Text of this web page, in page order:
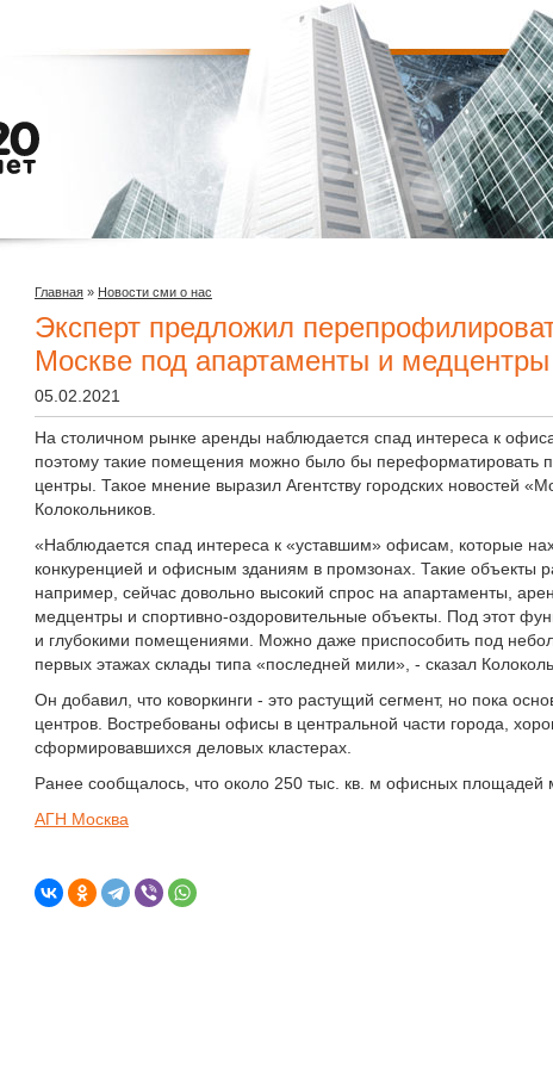
Главная » Новости сми о нас
Эксперт предложил
Москве под апартаменты и медцентры
05.02.2021
На столичном рынке аренды наблюдается спад интереса к
поэтому такие помещения можно было бы переформатировать
центры. Такое мнение выразил Агентству городских новостей
Колокольников.
«Наблюдается спад интереса к «уставшим» офисам, которые
конкуренцией и офисным зданиям в промзонах. Такие объекты
например, сейчас довольно высокий спрос на апартаменты,
медцентры и спортивно-оздоровительные объекты. Под этот
и глубокими помещениями. Можно даже приспособить под
первых этажах склады типа «последней мили», - сказал
Он добавил, что коворкинги - это растущий сегмент, но пока
центров. Востребованы офисы в центральной части города,
сформировавшихся деловых кластерах.
Ранее сообщалось, что около 250 тыс. кв. м офисных площадей
АГН Москва